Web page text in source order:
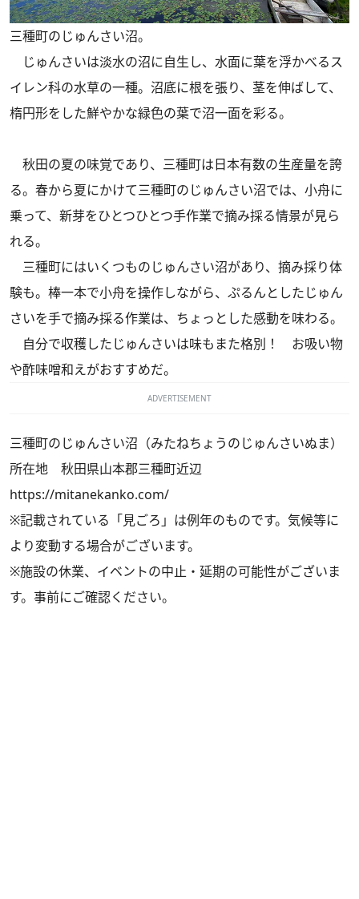
三種町のじゅんさい沼。
じゅんさいは淡水の沼に自生し、水面に葉を浮かべるス
イレン科の水草の一種。沼底に根を張り、茎を伸ばして、
楕円形をした鮮やかな緑色の葉で沼一面を彩る。
秋田の夏の味覚であり、三種町は日本有数の生産量を誇
る。春から夏にかけて三種町のじゅんさい沼では、小舟に
乗って、新芽をひとつひとつ手作業で摘み採る情景が見ら
れる。
三種町にはいくつものじゅんさい沼があり、摘み採り体
験も。棒一本で小舟を操作しながら、ぷるんとしたじゅん
さいを手で摘み採る作業は、ちょっとした感動を味わる。
自分で収穫したじゅんさいは味もまた格別！ お吸い物
や酢味噌和えがおすすめだ。
ADVERTISEMENT
三種町のじゅんさい沼（みたねちょうのじゅんさいぬま）
所在地 秋田県山本郡三種町近辺
https://mitanekanko.com/
※記載されている「見ごろ」は例年のものです。気候等に
より変動する場合がございます。
※施設の休業、イベントの中止・延期の可能性がございま
す。事前にご確認ください。